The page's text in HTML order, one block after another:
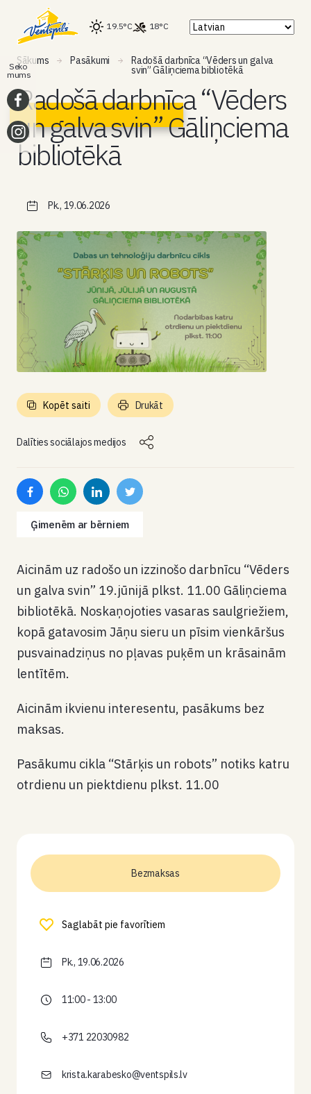
19.5°C 18°C
Sākums Pasākumi Radošā darbnīca “Vēders un galva
svin” Gāliņciema bibliotēkā
Radošā darbnīca “Vēders
un galva svin” Gāliņciema
bibliotēkā
Pk., 19.06.2026
Dalīties sociālajos medijos
Kopēt saiti Drukāt
Ģimenēm ar bērniem
Aicinām uz radošo un izzinošo darbnīcu “Vēders
un galva svin” 19.jūnijā plkst. 11.00 Gāliņciema
bibliotēkā. Noskaņojoties vasaras saulgriežiem,
kopā gatavosim Jāņu sieru un pīsim vienkāršus
pusvainadziņus no pļavas puķēm un krāsainām
lentītēm.
Aicinām ikvienu interesentu, pasākums bez
maksas.
Pasākumu cikla “Stārķis un robots” notiks katru
otrdienu un piektdienu plkst. 11.00
Bezmaksas
Saglabāt pie favorītiem
Pk., 19.06.2026
11:00 - 13:00
+371 22030982
krista.karabesko@ventspils.lv
Seko
mums